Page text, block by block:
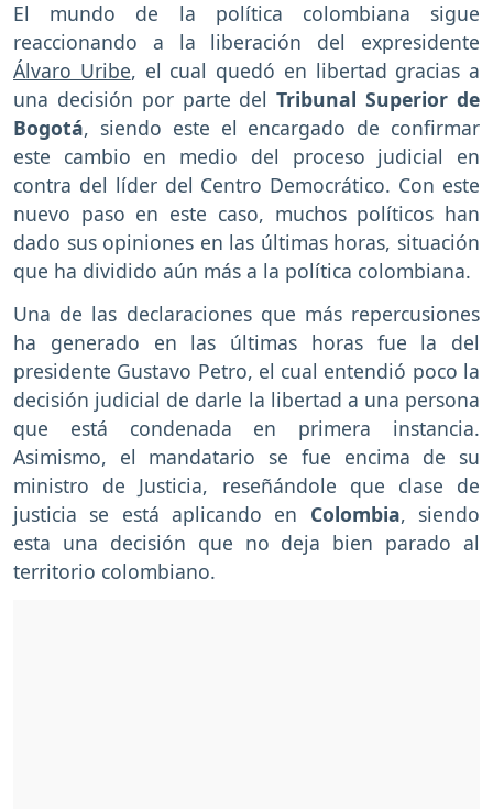
El mundo de la política colombiana sigue
reaccionando a la liberación del expresidente
Álvaro Uribe, el cual quedó en libertad gracias a
una decisión por parte delTribunal Superior de
Bogotá, siendo este el encargado de confirmar
este cambio en medio del proceso judicial en
contra del líder del Centro Democrático. Con este
nuevo paso en este caso, muchos políticos han
dado sus opiniones en las últimas horas, situación
que ha dividido aún más a la política colombiana.
Una de las declaraciones que más repercusiones
ha generado en las últimas horas fue la del
presidente Gustavo Petro, el cual entendió poco la
decisión judicial de darle la libertad a una persona
que está condenada en primera instancia.
Asimismo, el mandatario se fue encima de su
ministro de Justicia, reseñándole que clase de
justicia se está aplicando en Colombia, siendo
esta una decisión que no deja bien parado al
territorio colombiano.